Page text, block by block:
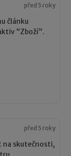
před 5 roky
článku
“Zboží”.
před 5 roky
na skutečnosti,